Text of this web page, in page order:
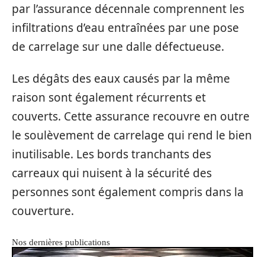
par l’assurance décennale comprennent les
infiltrations d’eau entraînées par une pose
de carrelage sur une dalle défectueuse.
Les dégâts des eaux causés par la même
raison sont également récurrents et
couverts. Cette assurance recouvre en outre
le soulèvement de carrelage qui rend le bien
inutilisable. Les bords tranchants des
carreaux qui nuisent à la sécurité des
personnes sont également compris dans la
couverture.
Nos dernières publications